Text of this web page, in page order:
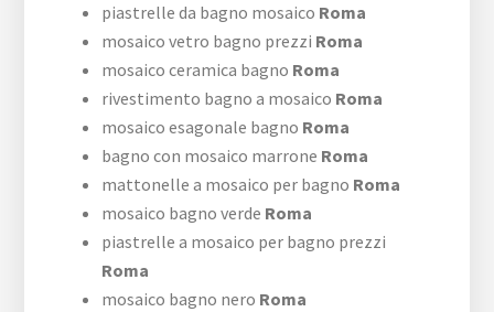
piastrelle da bagno mosaico Roma
mosaico vetro bagno prezzi Roma
mosaico ceramica bagno Roma
rivestimento bagno a mosaico Roma
mosaico esagonale bagno Roma
bagno con mosaico marrone Roma
mattonelle a mosaico per bagno Roma
mosaico bagno verde Roma
piastrelle a mosaico per bagno prezzi
Roma
mosaico bagno nero Roma